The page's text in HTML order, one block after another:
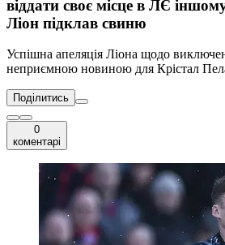
віддати своє місце в ЛЄ
Ліон підклав свиню
Успішна апеляція Ліона щодо
неприємною новиною для Крістал
Поділитись
0
коментарі